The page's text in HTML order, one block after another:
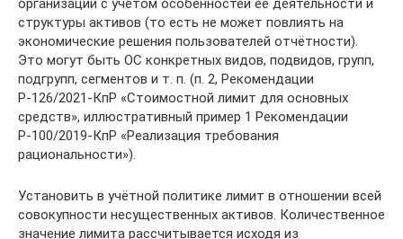
организации с учётом особенностей её деятельности и
структуры активов (то есть не может повлиять на
экономические решения пользователей отчётности).
Это могут быть ОС конкретных видов, подвидов, групп,
подгрупп, сегментов и т. п. (п. 2, Рекомендации
Р-126/2021-КпР «Стоимостной лимит для основных
средств», иллюстративный пример 1 Рекомендации
Р-100/2019-КпР «Реализация требования
рациональности»).
Установить в учётной политике лимит в отношении всей
совокупности несущественных активов. Количественное
значение лимита рассчитывается исходя из